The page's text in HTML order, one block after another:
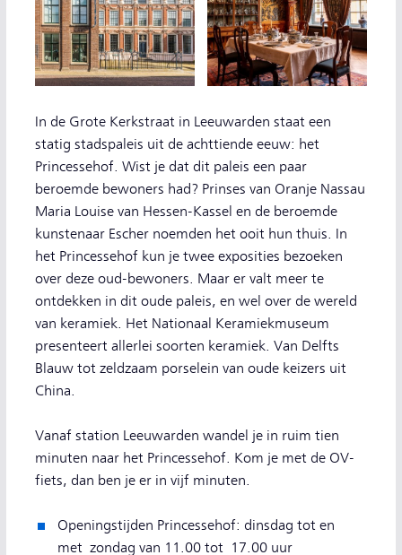
In de Grote Kerkstraat in Leeuwarden staat een
statig stadspaleis uit de achttiende eeuw: het
Princessehof. Wist je dat dit paleis een paar
beroemde bewoners had? Prinses van Oranje Nassau
Maria Louise van Hessen-Kassel en de beroemde
kunstenaar Escher noemden het ooit hun thuis. In
het Princessehof kun je twee exposities bezoeken
over deze oud-bewoners. Maar er valt meer te
ontdekken in dit oude paleis, en wel over de wereld
van keramiek. Het Nationaal Keramiekmuseum
presenteert allerlei soorten keramiek. Van Delfts
Blauw tot zeldzaam porselein van oude keizers uit
China.
Vanaf station Leeuwarden wandel je in ruim tien
minuten naar het Princessehof. Kom je met de OV-
fiets, dan ben je er in vijf minuten.
Openingstijden Princessehof: dinsdag tot en
met zondag van 11.00 tot 17.00 uur